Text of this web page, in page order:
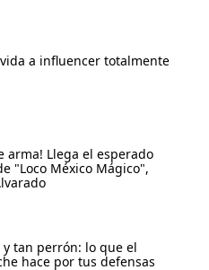
a influencer totalmente
arma! Llega el esperado
"Loco México Mágico",
tan perrón: lo que el
hace por tus defensas